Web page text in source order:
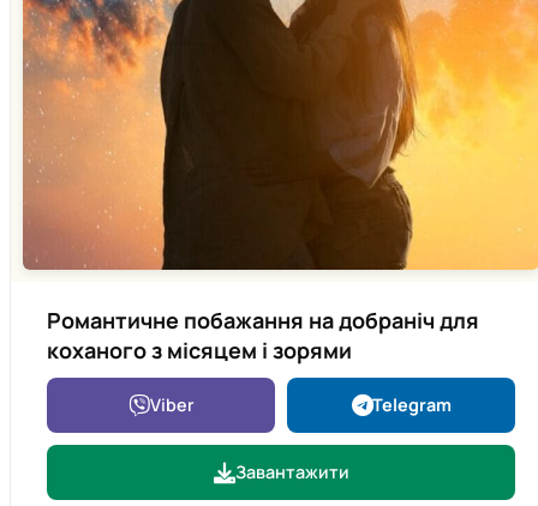
Романтичне побажання на добраніч для
коханого з місяцем і зорями
Viber Telegram
Завантажити